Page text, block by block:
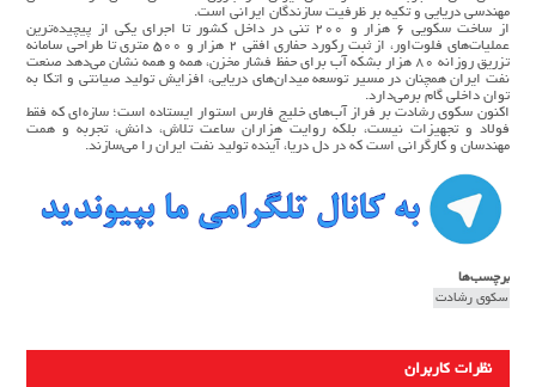
مهندسی دریایی و تکیه بر ظرفیت سازندگان ایرانی است.
از ساخت سکویی ۶ هزار و ۲۰۰ تنی در داخل کشور تا اجرای یکی از پیچیده‌ترین
عملیات‌های فلوت‌اور، از ثبت رکورد حفاری افقی ۲ هزار و ۵۰۰ متری تا طراحی سامانه
تزریق روزانه ۸۰ هزار بشکه آب برای حفظ فشار مخزن، همه و همه نشان می‌دهد صنعت
نفت ایران همچنان در مسیر توسعه میدان‌های دریایی، افزایش تولید صیانتی و اتکا به
توان داخلی گام برمی‌دارد.
اکنون سکوی رشادت بر فراز آب‌های خلیج فارس استوار ایستاده است؛ سازه‌ای که فقط
فولاد و تجهیزات نیست، بلکه روایت هزاران ساعت تلاش، دانش، تجربه و همت
مهندسان و کارگرانی است که در دل دریا، آینده تولید نفت ایران را می‌سازند.
برچسب‌ها
سکوی رشادت
نظرات کاربران